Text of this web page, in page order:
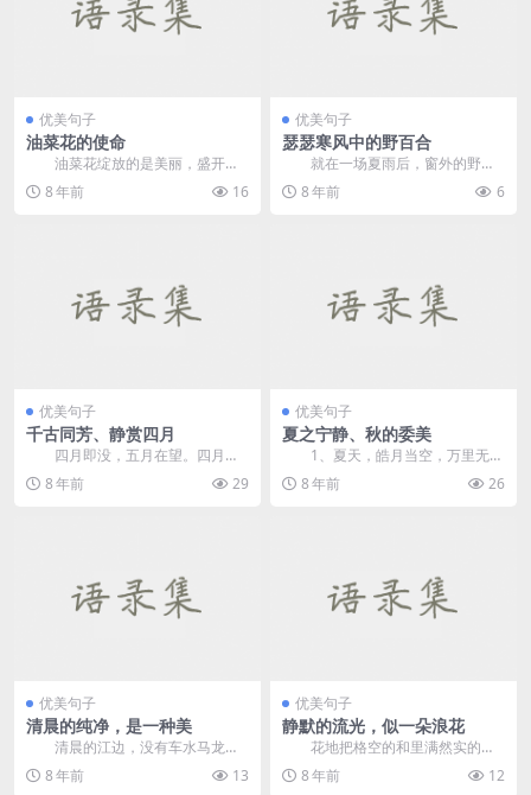
优美句子
油菜花的使命
油菜花绽放的是美丽，盛开的
是辉煌，最终的使命却是把丰硕的
果实奉献。 &nbs...
8 年前 16
优美句子
瑟瑟寒风中的野百合
就在一场夏雨后，窗外的野百
合开了，淡白色的花，在孤立的岩
壁和绿色的杂草丛中星...
8 年前 6
优美句子
千古同芳、静赏四月
四月即没，五月在望。四月
者，送严寒而迎东君，历清明而过
谷雨。金风和煦，万物复...
8 年前 29
优美句子
夏之宁静、秋的委美
1、夏天，皓月当空，万里无
云，我在阳台上欣赏月亮。今晚的
月亮虽然没有中秋的那...
8 年前 26
优美句子
清晨的纯净，是一种美
清晨的江边，没有车水马龙的
喧嚣，没有人声鼎沸的吵杂，也没
有让人深感压抑的匆匆...
8 年前 13
优美句子
静默的流光，似一朵浪花
花地把格空的和里满然实的
彩，实的如能连以对学就也好像染
上了颜色。&mdash...
8 年前 12